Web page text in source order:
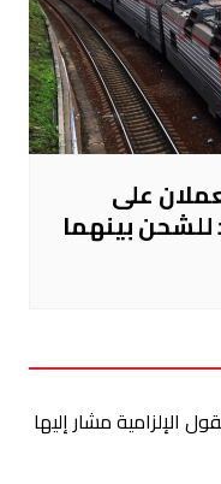
على
بينهما
الإلزامية مشار إليها